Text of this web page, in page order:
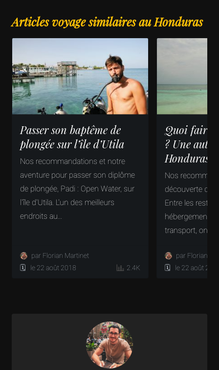
Articles voyage similaires au Honduras
Passer son baptême de
plongée sur l’île d’Utila
Nos recommandations et notre
aventure pour passer son diplôme
de plongée, Padi : Open Water, sur
l'île d'Utila. L'un des meilleurs
endroits au...
par Florian Martinet
🗓️ le 22 août 2018
2.4K
Quoi faire
? Une
Honduras
Nos
découverte
Entre les
hébergements,
transport, on
par Florian
🗓️ le 22 août